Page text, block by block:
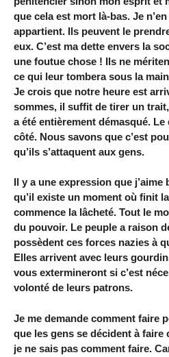
que cela est mort là-bas. Je
appartient. Ils peuvent le
eux. C’est ma dette envers la
une foutue chose ! Ils ne
ce qui leur tombera sous la
Je crois que notre heure est
sommes, il suffit de tirer un
a été entièrement démasqué.
côté. Nous savons que c’est
qu’ils s’attaquent aux gens.
Il y a une expression que
qu’il existe un moment où finit
commence la lâcheté. Tout le
du pouvoir. Le peuple a raison
possèdent ces forces nazies à
Elles arrivent avec leurs
vous extermineront si c’est
volonté de leurs patrons.
Je me demande comment faire
que les gens se décident à faire
je ne sais pas comment faire.